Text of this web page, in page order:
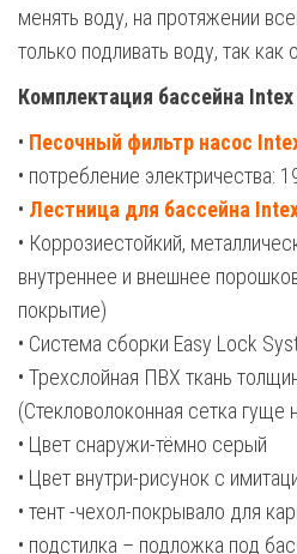
менять воду, на протяжении
только подливать воду, так как
Комплектация бассейна
• Песочный фильтр насос
• потребление электричества:
• Лестница для бассейна
• Коррозиестойкий,
внутреннее и внешнее
покрытие)
• Система сборки Easy Lock
• Трехслойная ПВХ ткань
(Стекловолоконная сетка гуще
• Цвет снаружи-тёмно серый
• Цвет внутри-рисунок с
• тент -чехол-покрывало для
• подстилка – подложка под